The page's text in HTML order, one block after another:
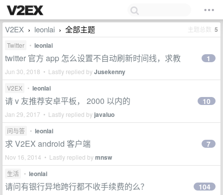
V2EX › leonlai › 全部主题 主题总数 5
Twitter • leonlai
twitter 官方 app 怎么设置不自动刷新时间线，求教
Jun 30, 2018 • Lastly replied byJusekenny
1
V2EX • leonlai
请 v 友推荐安卓平板， 2000 以内的
Jan 29, 2017 • Lastly replied by javaluo
10
问与答 • leonlai
求 V2EX android 客户端
Nov 16, 2014 • Lastly replied bymnsw
7
生活 • leonlai
请问有银行异地跨行都不收手续费的么？ 104